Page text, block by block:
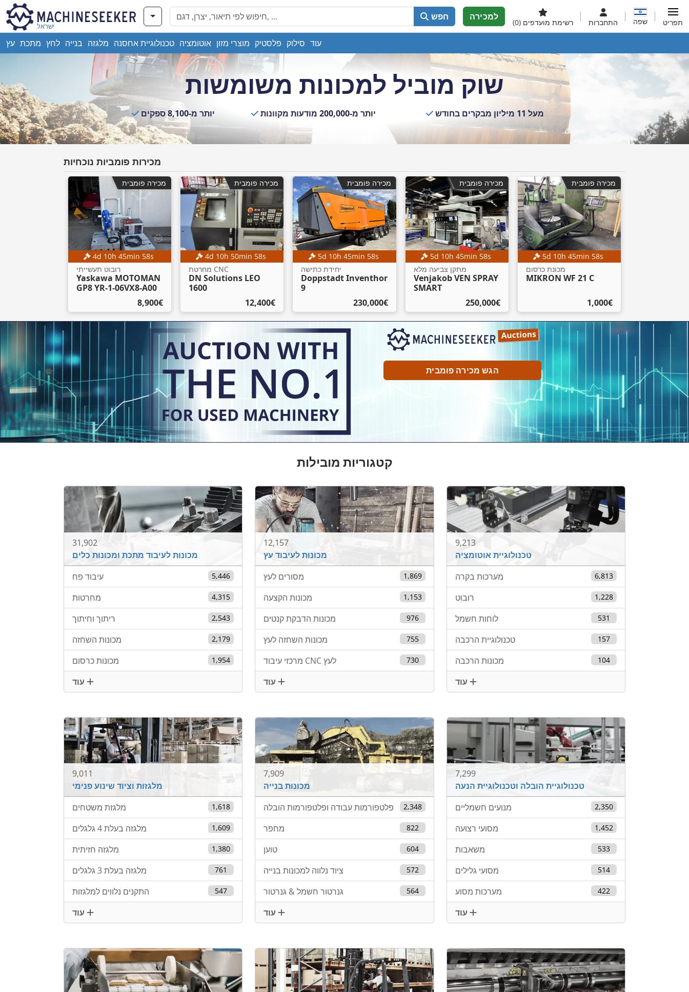
ישראל
חפש למכירה
רשימת מועדפים (0) התחברות שפה תפריט
עץ מתכת לחץ בנייה מלגזה טכנולוגיית אחסנה אוטומציה מוצרי מזון פלסטיק סילוק עוד
שוק מוביל למכונות משומשות
יותר מ-8,100 ספקים יותר מ-200,000 מודעות מקוונות מעל 11 מיליון מבקרים בחודש
מכירות פומביות נוכחיות
4d 10h45min 57s
רובוט תעשייתי
Yaskawa MOTOMAN
GP8 YR-1-06VX8-A00
‏8,900 ‏€
מכירה פומבית
4d 10h 50min 57s
מחרטת CNC
DN Solutions LEO
1600
‏12,400 ‏€
מכירה פומבית
5d 10h 45min 57s
יחידת כתישה
Doppstadt Inventhor
9
‏230,000 ‏€
מכירה פומבית
5d 10h 45min 57s
מתקן צביעה מלא
Venjakob VEN SPRAY
SMART
‏250,000 ‏€
מכירה פומבית
5d 10h 45min 57s
מכונת כרסום
MIKRON WF 21 C
‏1,000 ‏€
מכירה פומבית
d10h45
מלגזה
Linde E16-02
מכירה פומבית
הגש מכירה פומבית
קטגוריות מובילות
31,902
מכונות לעיבוד מתכת ומכונות כלים
עיבוד פח
5,446
מחרטות 4,315
ריתוך וחיתוך 2,543
מכונות השחזה 2,179
מכונות כרסום 1,954
12,157
מכונות לעיבוד עץ
מסורים לעץ
1,869
מכונות הקצעה 1,153
מכונות הדבקת קנטים 976
מכונות השחזה לעץ 755
מרכזי עיבוד CNC לעץ 730
עוד
9,213
טכנולוגיית אוטומציה
מערכות בקרה
6,813
רובוט 1,228
לוחות חשמל 531
טכנולוגיית הרכבה 157
מכונות הרכבה 104
9,011
מלגזות וציוד שינוע פנימי
מלגזת משטחים
1,618
מלגזה בעלת 4 גלגלים 1,609
מלגזה חזיתית 1,380
מלגזה בעלת 3 גלגלים 761
התקנים נלווים למלגזות 547
7,909
מכונות בנייה
פלטפורמות עבודה ופלטפורמות הובלה
2,348
מחפר 822
טוען 604
ציוד נלווה למכונות בנייה 572
גנרטור חשמל & גנרטור 564
עוד
7,299
טכנולוגיית הובלה וטכנולוגיית הנעה
מנועים חשמליים
2,350
מסועי רצועה 1,452
משאבות 533
מסועי גלילים 514
מערכות מסוע 422